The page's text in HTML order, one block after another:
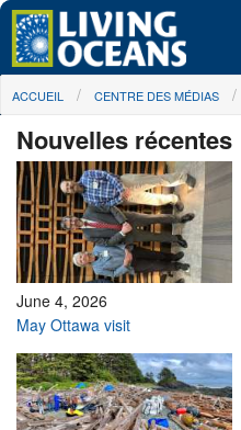
Skip to main content
À propos de nous
Nos campagnes
Centre des Médias
Les Cartes
Passez à l'action
You are here
ACCUEIL CENTRE DES MÉDIAS
Nouvelles récentes
June 4, 2026
May Ottawa visit